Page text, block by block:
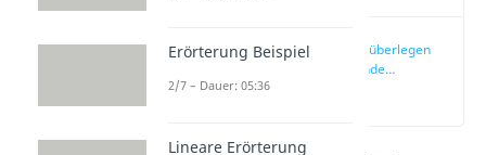
Handlung überlegen
– Spannende
Erörterung Beispiel
2/7 – Dauer: 05:36
Lineare Erörterung